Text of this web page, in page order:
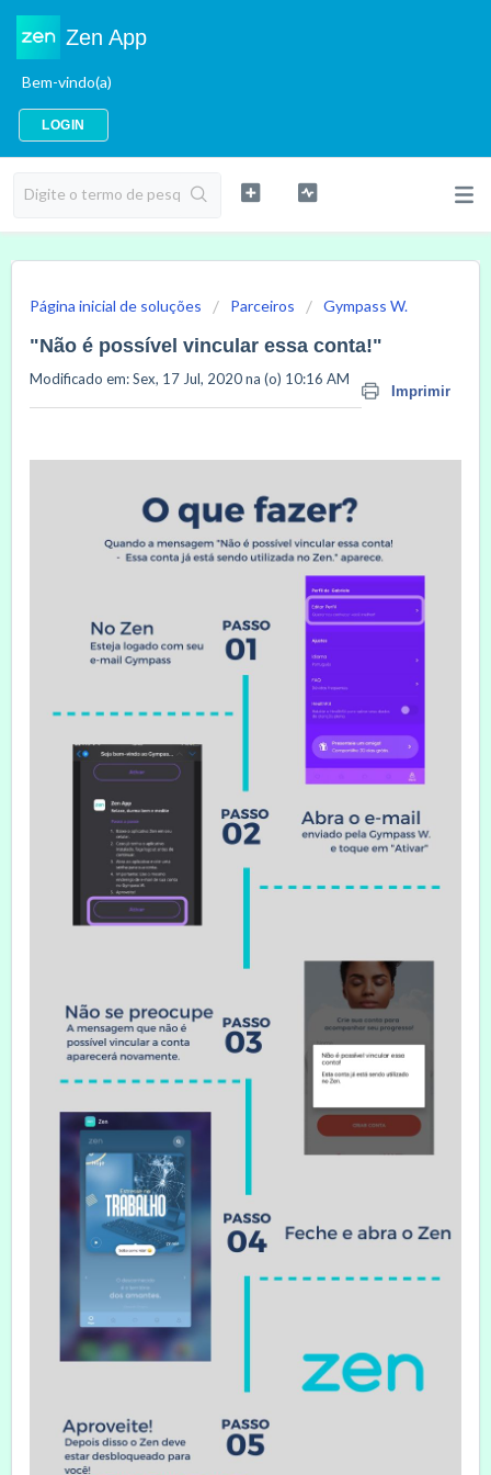
Zen App
Bem-vindo(a)
LOGIN
Página inicial de soluções Parceiros Gympass W.
"Não é possível vincular essa conta!"
Imprimir
Modificado em: Sex, 17 Jul, 2020 na (o) 10:16 AM